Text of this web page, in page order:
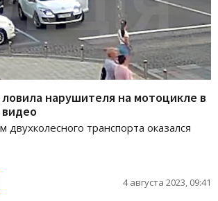
нарушителя на мотоцикле в
двухколесного транспорта оказался
4 августа 2023, 09:41